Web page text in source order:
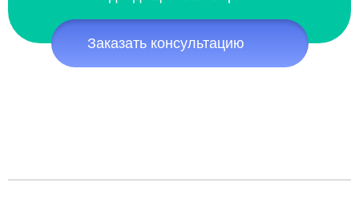
Заказать консультацию